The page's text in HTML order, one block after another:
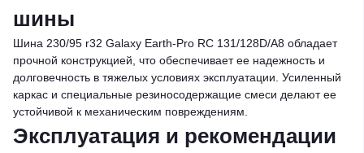
шины
Шина 230/95 r32 Galaxy Earth-Pro RC 131/128D/A8 обладает
прочной конструкцией, что обеспечивает ее надежность и
долговечность в тяжелых условиях эксплуатации. Усиленный
каркас и специальные резиносодержащие смеси делают ее
устойчивой к механическим повреждениям.
Эксплуатация и рекомендации